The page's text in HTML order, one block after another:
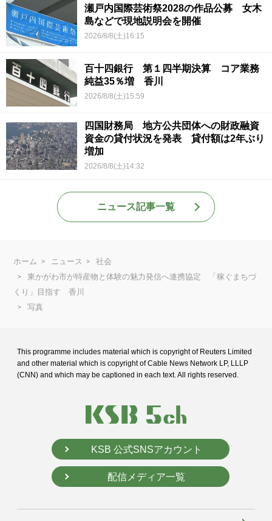
瀬戸内国際芸術祭2028の作品公募 女木
島などで現地説明会を開催
2026/8/8(土)16:15
百十四銀行 第１四半期決算 コア業務
純益35％増 香川
2026/8/8(土)15:59
四国財務局 地方公共団体への財政融資
資金の貸付状況を発表 貸付額は2年ぶり
増加
2026/8/8(土)14:32
ニュース記事一覧
ホーム ニュース
社会
東かがわ市が特産物と体験の魅力発信へ連携協定 「稼ぐまちづ
くり」目指す 香川
写真
This programme includes material which is copyright of Reuters Limited
and other material which is copyright of Cable News Network LP, LLLP
(CNN) and which may be captioned in each text. All rights reserved.
KSB 公式SNSアカウント
配信メディア一覧